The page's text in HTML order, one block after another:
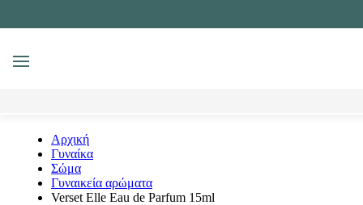
MENU
Αρχική
Γυναίκα
Σώμα
Γυναικεία αρώματα
Verset Elle Eau de Parfum 15ml